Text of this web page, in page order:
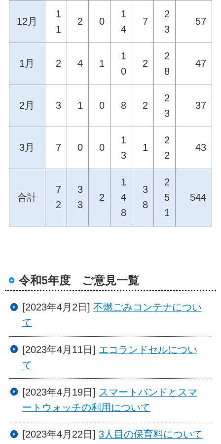
12月
1
1
2 0
1
4
7
2
3
57
1月 2 4 1
1
0
2
2
8
47
2月 3 1 0 8 2
2
3
37
3月 7 0 0
1
3
1
2
2
43
合計
7
2
3
3
2
1
4
8
3
8
2
5
1
544
令和5年度 ご意見一覧
[2023年4月2日] 不燃ごみコンテナについ
て
[2023年4月11日] エコランドセルについ
て
[2023年4月19日] スマートバンドとスマ
ートウォッチの利用について
[2023年4月22日] 3人目の保育料について